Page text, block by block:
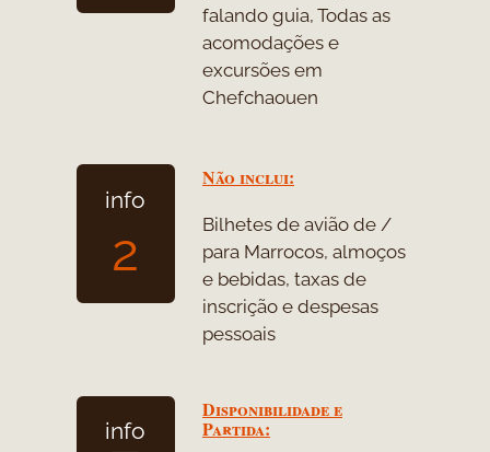
falando guia, Todas as
acomodações e
excursões em
Chefchaouen
Disponibilidade e
Partida:
info
Não inclui:
Bilhetes de avião de /
para Marrocos, almoços
e bebidas, taxas de
inscrição e despesas
pessoais
info
2